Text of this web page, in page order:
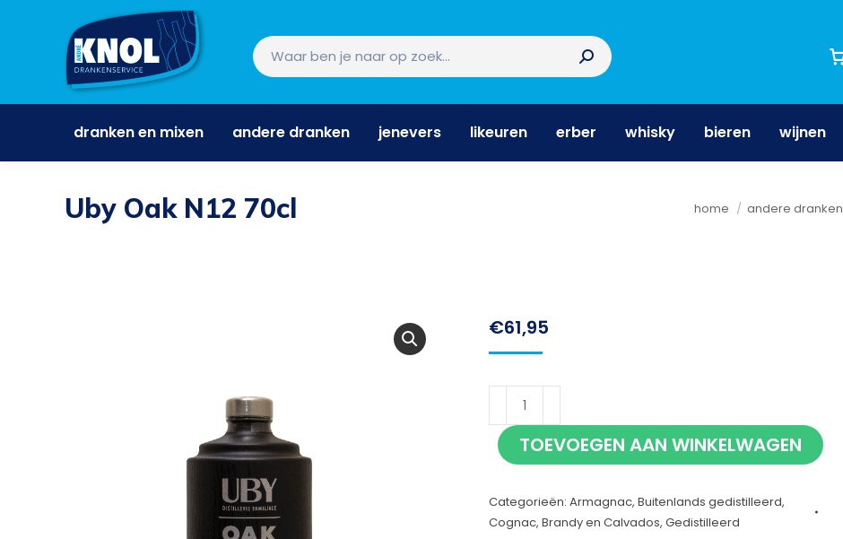
dranken en mixen andere dranken jenevers likeuren erber whisky bieren wijnen
Uby Oak N12 70cl Je bent hier:
home andere dranken
€61,95
Oak
N12
aantal
TOEVOEGEN AAN WINKELWAGEN
Categorieën: Armagnac, Buitenlands gedistilleerd,
Cognac, Brandy en Calvados, Gedistilleerd
dranken en mixen